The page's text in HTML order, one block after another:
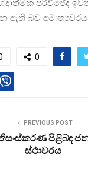
පරිච්ඡේද ඉවත්
ඇති බව
0
PREVIOUS POST
පිළිබඳ
ස්ථාවරය